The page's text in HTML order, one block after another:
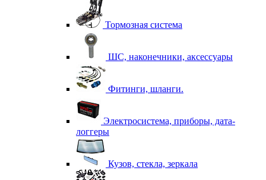
Тормозная система
ШС, наконечники, аксессуары
Фитинги, шланги.
Электросистема, приборы, дата-
логгеры
Кузов, стекла, зеркала